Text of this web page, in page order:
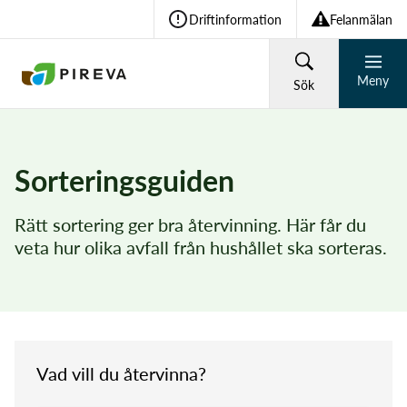
Driftinformation Felanmälan
Sök Meny
Vad söker du?
Sorteringsguiden
Rätt sortering ger bra återvinning. Här får du
veta hur olika avfall från hushållet ska sorteras.
Vad vill du återvinna?